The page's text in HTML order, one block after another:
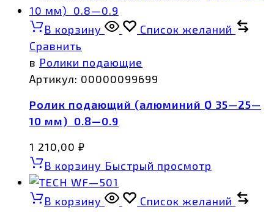
В корзину
Список желаний
Сравнить
в Ролики подающие
Артикул: 00000099699
Ролик подающий (алюминий Ø 35—25—
10 мм) 0.8—0.9
1 210,00 ₽
В корзину Быстрый просмотр
В корзину
Список желаний